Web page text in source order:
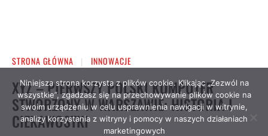
Niniejsza strona korzysta z plików cookie. Klikając „Zezwól na
wszystkie”, zgadzasz się na przechowywanie plików cookie na
swoim urządzeniu w celu usprawnienia nawigacji w witrynie,
analizy korzystania z witryny i pomocy w naszych działaniach
marketingowych